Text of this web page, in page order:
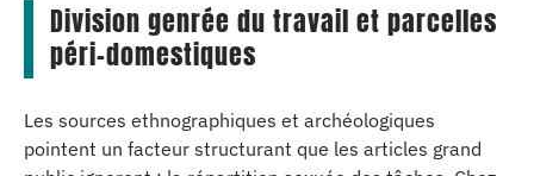
Division genrée du travail et parcelles
péri-domestiques
Les sources ethnographiques et archéologiques
pointent un facteur structurant que les articles grand